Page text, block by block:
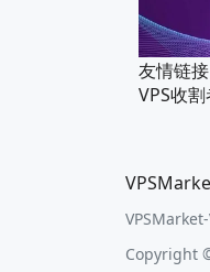
友情链接
VPS收
Copyright